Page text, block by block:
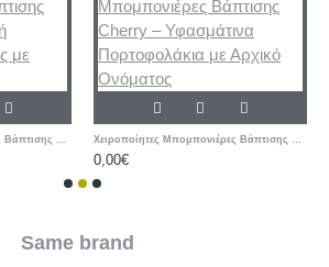
Χειροποίητες Μπομπονιέρες Βάπτισης Cherry – Μεταλλική Εικονίτσα Παναγίας με Γυάλινη Βάση Χειροποίητες Μπομπονιέρες Βάπτισης Cherry – Υφασμάτινα Πορτοφολάκια με Αρχικό Ονόματος
0,00€
Same brand